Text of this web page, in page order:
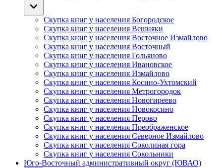
Скупка книг у населения Богородское
Скупка книг у населения Вешняки
Скупка книг у населения Восточное Измайлово
Скупка книг у населения Восточный
Скупка книг у населения Гольяново
Скупка книг у населения Ивановское
Скупка книг у населения Измайлово
Скупка книг у населения Косино-Ухтомский
Скупка книг у населения Метрогородок
Скупка книг у населения Новогиреево
Скупка книг у населения Новокосино
Скупка книг у населения Перово
Скупка книг у населения Преображенское
Скупка книг у населения Северное Измайлово
Скупка книг у населения Соколиная гора
Скупка книг у населения Сокольники
Юго-Восточный административный округ (ЮВАО)